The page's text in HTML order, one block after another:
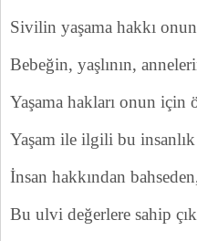
Sivilin yaşama hakkı
Bebeğin, yaşlının,
Yaşama hakları onun için
Yaşam ile ilgili bu insanlık
İnsan hakkından
Bu ulvi değerlere sahip